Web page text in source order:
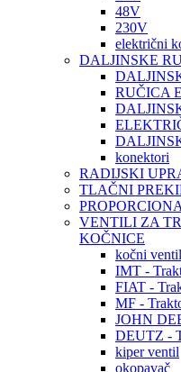
48V
230V
električni
DALJINSKE
RUČICA
konektori
RADIJSKI
TLAČNI
VENTILI ZA
KOČNICE
kočni
IMT -
FIAT -
MF -
JOHN
DEUTZ -
kiper ventil
okopavač